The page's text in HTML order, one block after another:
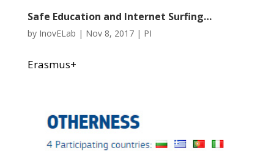
Safe Education and Internet Surfing…
by InovELab | Nov 8, 2017| PI
Erasmus+